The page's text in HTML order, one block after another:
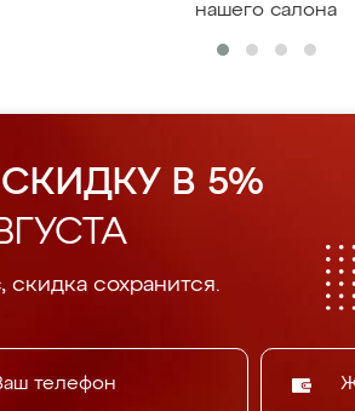
нашего салона
В 5%
скидка сохранится.